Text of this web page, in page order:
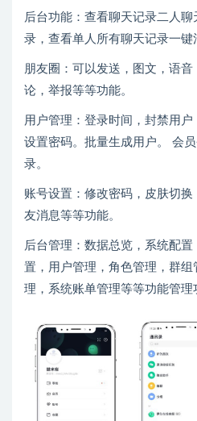
后台功能：查看聊天记录二人
录，查看单人所有聊天记录一
朋友圈：可以发送，图文，语
论，举报等等功能。
用户管理：登录时间，封禁用户
设置密码。批量生成用户。 会
录。
账号设置：修改密码，皮肤切
友消息等等功能。
后台管理：数据总览，系统配
置，用户管理，角色管理，群
理，系统账单管理等等功能管理